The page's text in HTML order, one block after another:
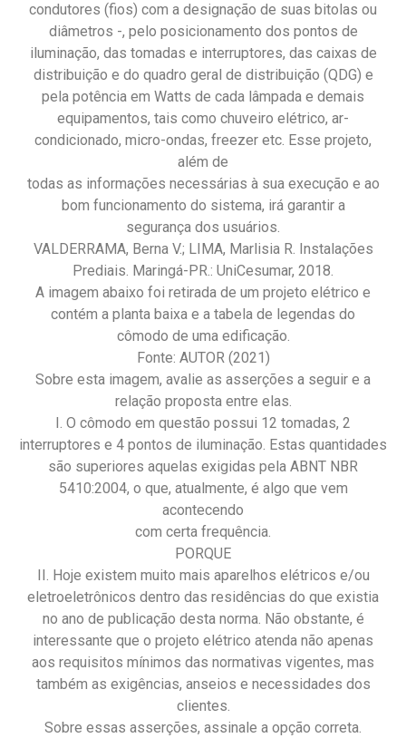
condutores (fios) com a designação de suas bitolas ou
diâmetros -, pelo posicionamento dos pontos de
iluminação, das tomadas e interruptores, das caixas de
distribuição e do quadro geral de distribuição (QDG) e
pela potência em Watts de cada lâmpada e demais
equipamentos, tais como chuveiro elétrico, ar-
condicionado, micro-ondas, freezer etc. Esse projeto,
além de
todas as informações necessárias à sua execução e ao
bom funcionamento do sistema, irá garantir a
segurança dos usuários.
VALDERRAMA, Berna V.; LIMA, Marlisia R. Instalações
Prediais. Maringá-PR.: UniCesumar, 2018.
A imagem abaixo foi retirada de um projeto elétrico e
contém a planta baixa e a tabela de legendas do
cômodo de uma edificação.
Fonte: AUTOR (2021)
Sobre esta imagem, avalie as asserções a seguir e a
relação proposta entre elas.
I. O cômodo em questão possui 12 tomadas, 2
interruptores e 4 pontos de iluminação. Estas quantidades
são superiores aquelas exigidas pela ABNT NBR
5410:2004, o que, atualmente, é algo que vem
acontecendo
com certa frequência.
PORQUE
II. Hoje existem muito mais aparelhos elétricos e/ou
eletroeletrônicos dentro das residências do que existia
no ano de publicação desta norma. Não obstante, é
interessante que o projeto elétrico atenda não apenas
aos requisitos mínimos das normativas vigentes, mas
também as exigências, anseios e necessidades dos
clientes.
Sobre essas asserções, assinale a opção correta.